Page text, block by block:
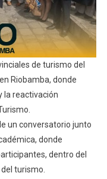
de turismo del
Riobamba, donde
la reactivación
un conversatorio junto
donde
dentro del
turismo.